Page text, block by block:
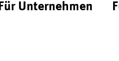
Für Unternehmen